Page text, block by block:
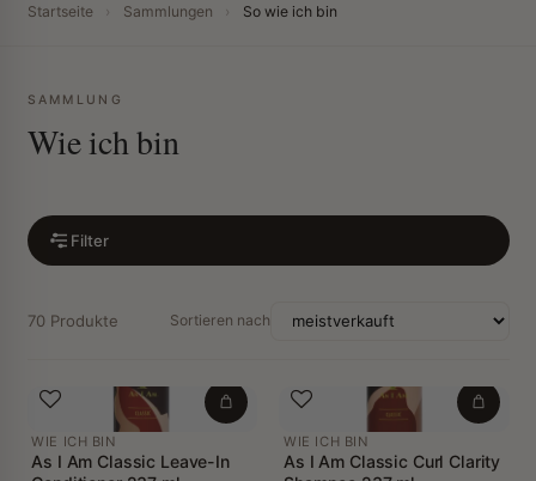
Startseite › Sammlungen › So wie ich bin
SAMMLUNG
Wie ich bin
Filter
70 Produkte Sortieren nach
WIE ICH BIN
As I Am Classic Leave-In
WIE ICH BIN
As I Am Classic Curl Clarity